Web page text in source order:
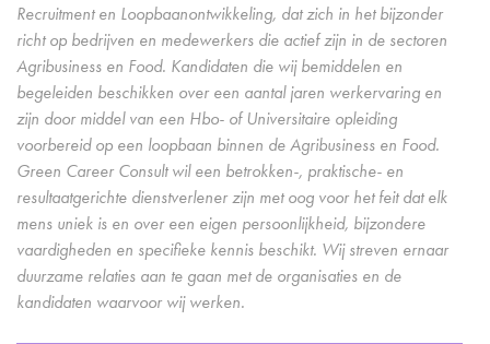
Recruitment en Loopbaanontwikkeling, dat zich in het bijzonder
richt op bedrijven en medewerkers die actief zijn in de sectoren
Agribusiness en Food. Kandidaten die wij bemiddelen en
begeleiden beschikken over een aantal jaren werkervaring en
zijn door middel van een Hbo- of Universitaire opleiding
voorbereid op een loopbaan binnen de Agribusiness en Food.
Green Career Consult wil een betrokken-, praktische- en
resultaatgerichte dienstverlener zijn met oog voor het feit dat elk
mens uniek is en over een eigen persoonlijkheid, bijzondere
vaardigheden en specifieke kennis beschikt. Wij streven ernaar
duurzame relaties aan te gaan met de organisaties en de
kandidaten waarvoor wij werken.